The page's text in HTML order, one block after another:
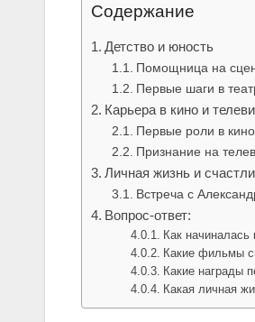
Содержание
Детство и юность
Помощница на
Первые шаги в
Карьера в кино и
Первые роли в кино
Признание на
Личная жизнь и
Встреча с
Вопрос-ответ:
Как
Какие фильмы
Какие награды
Какая личная